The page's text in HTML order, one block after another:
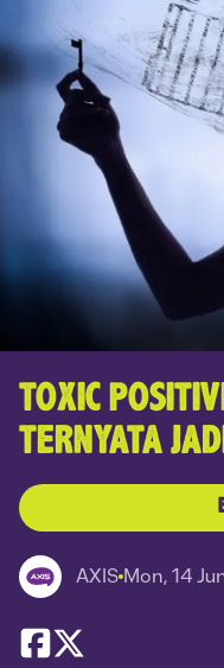
TOXIC
TERNYATA
AXIS Mon, 14